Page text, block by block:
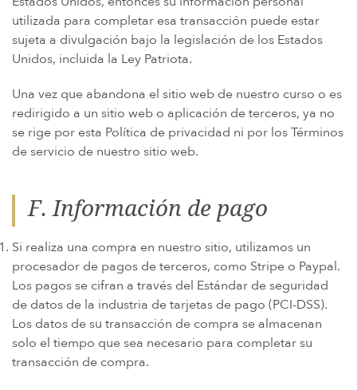
utilizada para completar esa transacción puede estar
sujeta a divulgación bajo la legislación de los Estados
Unidos, incluida la Ley Patriota.
Una vez que abandona el sitio web de nuestro curso o es
redirigido a un sitio web o aplicación de terceros, ya no
se rige por esta Política de privacidad ni por los Términos
de servicio de nuestro sitio web.
F. Información de pago
Si realiza una compra en nuestro sitio, utilizamos un
procesador de pagos de terceros, como Stripe o Paypal.
Los pagos se cifran a través del Estándar de seguridad
de datos de la industria de tarjetas de pago (PCI-DSS).
Los datos de su transacción de compra se almacenan
solo el tiempo que sea necesario para completar su
transacción de compra.